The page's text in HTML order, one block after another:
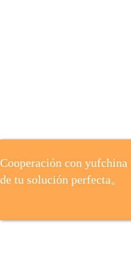
Cooperación con
de tu solución perfecta。